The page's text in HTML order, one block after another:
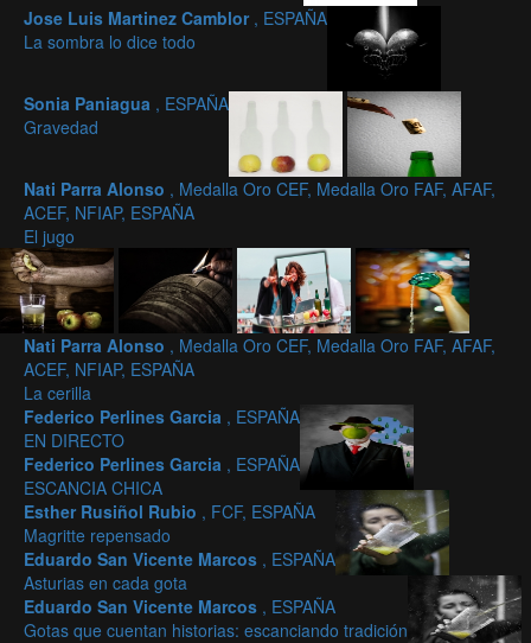
Jose Luis Martinez Camblor , ESPAÑA
La sombra lo dice todo
Sonia Paniagua , ESPAÑA
Gravedad
Nati Parra Alonso , Medalla Oro CEF, Medalla Oro FAF, AFAF,
ACEF, NFIAP, ESPAÑA
El jugo
Nati Parra Alonso , Medalla Oro CEF, Medalla Oro FAF, AFAF,
ACEF, NFIAP, ESPAÑA
La cerilla
Federico Perlines Garcia , ESPAÑA
EN DIRECTO
Federico Perlines Garcia , ESPAÑA
ESCANCIA CHICA
Esther Rusiñol Rubio , FCF, ESPAÑA
Magritte repensado
Eduardo San Vicente Marcos , ESPAÑA
Asturias en cada gota
Eduardo San Vicente Marcos , ESPAÑA
Gotas que cuentan historias: escanciando tradición